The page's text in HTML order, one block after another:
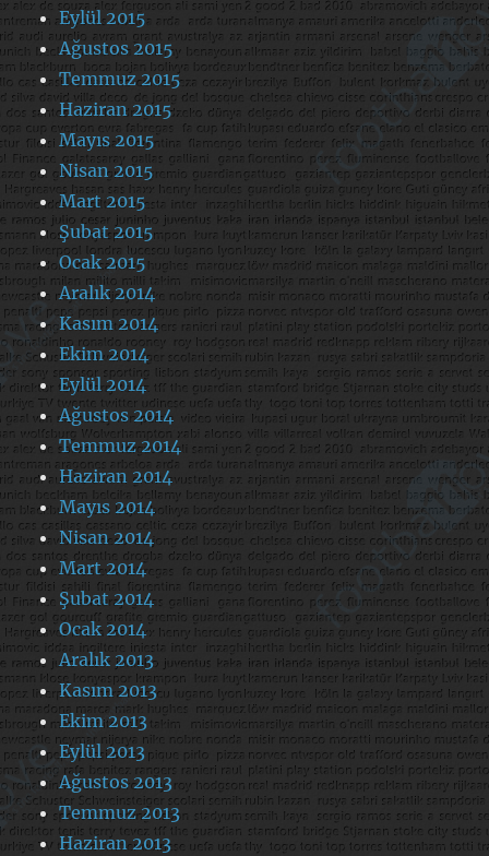
Eylül 2015
Ağustos 2015
Temmuz 2015
Haziran 2015
Mayıs 2015
Nisan 2015
Mart 2015
Şubat 2015
Ocak 2015
Aralık 2014
Kasım 2014
Ekim 2014
Eylül 2014
Ağustos 2014
Temmuz 2014
Haziran 2014
Mayıs 2014
Nisan 2014
Mart 2014
Şubat 2014
Ocak 2014
Aralık 2013
Kasım 2013
Ekim 2013
Eylül 2013
Ağustos 2013
Temmuz 2013
Haziran 2013